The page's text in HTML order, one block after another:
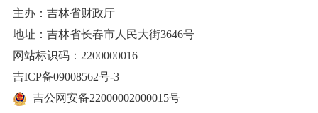
主办：吉林省财政厅
地址：吉林省长春市人民大街3646号
网站标识码：2200000016
吉ICP备09008562号-3
吉公网安备22000002000015号